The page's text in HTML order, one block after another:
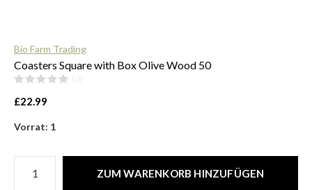
Bio Farm Trading
Coasters Square with Box Olive Wood 50
£22.99
Vorrat: 1
ZUM WARENKORB HINZUFÜGEN